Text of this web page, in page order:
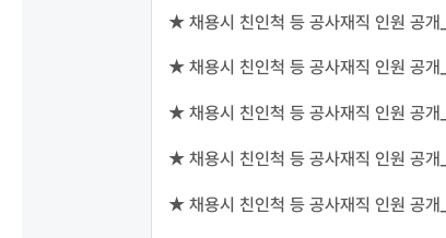
★ 채용시 친인척 등 공사재직 인원 공
★ 채용시 친인척 등 공사재직 인원 공
★ 채용시 친인척 등 공사재직 인원 공
★ 채용시 친인척 등 공사재직 인원 공
★ 채용시 친인척 등 공사재직 인원 공